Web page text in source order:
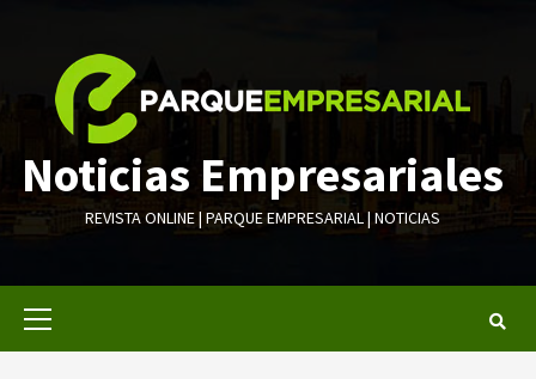
contenido
Noticias Empresariales
REVISTA ONLINE | PARQUE EMPRESARIAL | NOTICIAS